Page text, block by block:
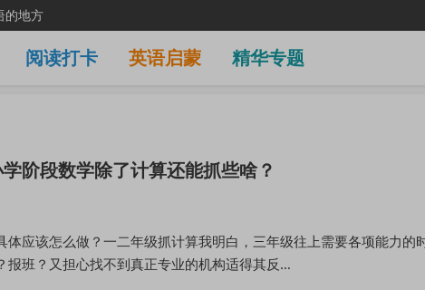
的地方
阅读打卡 英语启蒙 精华专题
阶段数学除了计算还能抓些啥？
体应该怎么做？一二年级抓计算我明白，三年级往上需要各项能力的
报班？又担心找不到真正专业的机构适得其反…